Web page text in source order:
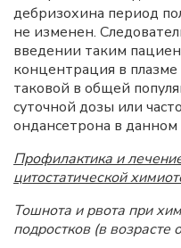
дебризохина период
не изменен.
введении таким
концентрация в плазме
таковой в общей
суточной дозы или
ондансетрона в данном
Профилактика и
цитостатической
Тошнота и рвота при
подростков (в возрасте